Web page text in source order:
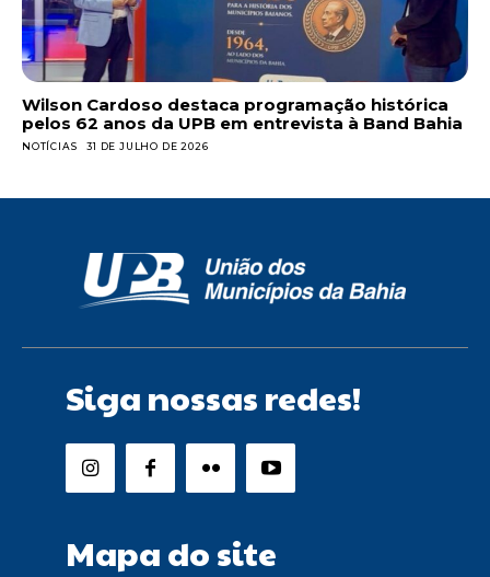
Wilson Cardoso destaca programação histórica
pelos 62 anos da UPB em entrevista à Band Bahia
NOTÍCIAS 31 DE JULHO DE 2026
Siga nossas redes!
Mapa do site